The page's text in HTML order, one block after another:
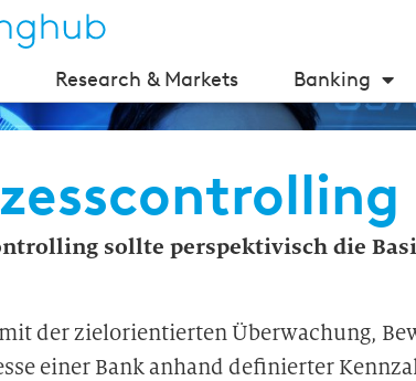
Research & Markets Banking
sollte perspektivisch die
mit der zielorientierten Überwachung,
einer Bank anhand definierter